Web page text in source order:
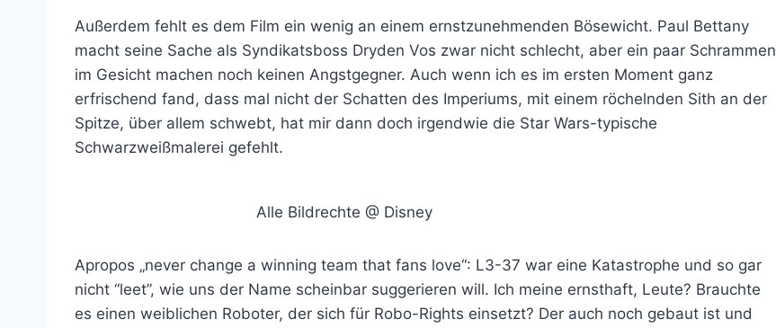
Außerdem fehlt es dem Film ein wenig an einem ernstzunehmenden Bösewicht. Paul Bettany
macht seine Sache als Syndikatsboss Dryden Vos zwar nicht schlecht, aber ein paar Schrammen
im Gesicht machen noch keinen Angstgegner. Auch wenn ich es im ersten Moment ganz
erfrischend fand, dass mal nicht der Schatten des Imperiums, mit einem röchelnden Sith an der
Spitze, über allem schwebt, hat mir dann doch irgendwie die Star Wars-typische
Schwarzweißmalerei gefehlt.
Alle Bildrechte @ Disney
Apropos „never change a winning team that fans love“: L3-37 war eine Katastrophe und so gar
nicht “leet”, wie uns der Name scheinbar suggerieren will. Ich meine ernsthaft, Leute? Brauchte
es einen weiblichen Roboter, der sich für Robo-Rights einsetzt? Der auch noch gebaut ist und